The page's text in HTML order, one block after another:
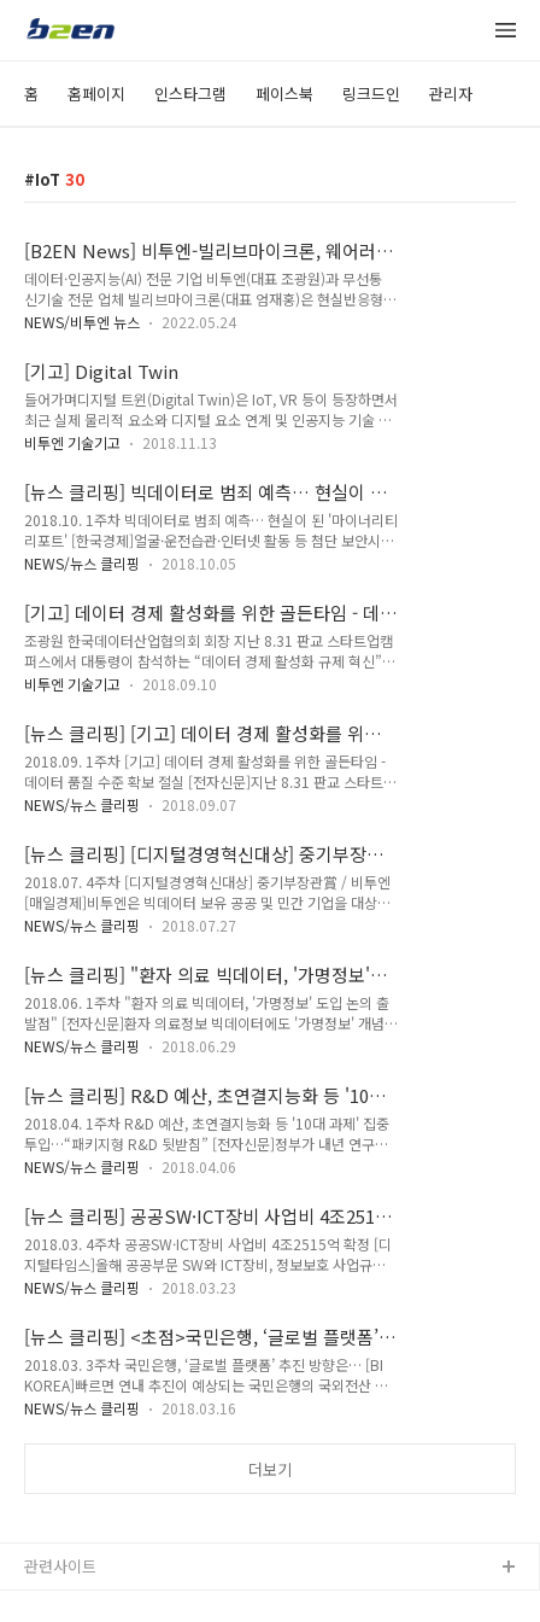
홈 홈페이지 인스타그램 페이스북 링크드인 관리자
IoT 30
[B2EN News] 비투엔-빌리브마이크론, 웨어러블
디바이스 개발 MOU 체결
데이터·인공지능(AI) 전문 기업 비투엔(대표 조광원)과 무선통
신기술 전문 업체 빌리브마이크론(대표 엄재홍)은 현실반응형
메타버스 디지털 케어 ‘웨어러블 디바이스’ 개발을 위한 업무협
와 아동이 불편함 없이 착용할 수 있도록 친환경적인 소재로 개
발할 예정이다. 사용자가 착용하는 것만으로 위치 및 생체정보를
수집하고 분석함으로써 본인의 안전 상태를 파악할 수 있도록 정
보를 제공한다. 이를 위해 비투엔은 메타버스 기반의 웨어러블과
디바이스 개발 및 고도화를 위한 시장 니즈를 발굴하고, 요양병
을 담당한다. 빌리브마이크론은 서비스가 원활하게 지원될 수 있
도록 웨어러블과 디바이스 기술 고도화를 ..
NEWS/비투엔 뉴스 2022.05.24
[기고] Digital Twin
들어가며디지털 트윈(Digital Twin)은 IoT, VR 등이 등장하면서
최근 실제 물리적 요소와 디지털 요소 연계 및 인공지능 기술 발
전에 힘입어 급속도로 성장하고 있습니다. 글로벌 리서치 기관
정했다고 합니다.디지털 트윈의 개념부터 구성 요소, 활용 사례,
시장 전망 등에 대해 알아보도록 하겠습니다. ‘디지털 트윈’이
란? 디지털 트윈이란 실제 제품(Physical product)을 그대로
가상의 모델(Virtual product)로 만들었다고 할 수 있습니다. 항
공기 엔진을 만드는 미국 회사 재너럴 일렉트릭(GE)에서 만든
활용되기 시작했습니다. 한 번도 해 보지 않은..
비투엔 기술기고 2018.11.13
[뉴스 클리핑] 빅데이터로 범죄 예측… 현실이 된
'마이너리티 리포트'
2018.10. 1주차 빅데이터로 범죄 예측… 현실이 된 '마이너리티
리포트' [한국경제]얼굴·운전습관·인터넷 활동 등 첨단 보안시
스템으로 개개인 감시 중국선 이미 구축…국내도 개발 스팸 정보
국인터넷진흥원(KISA)은 스팸 빅데이터를 내년부터 민간에 개
방한다고 30일 밝혔다. KISA 관계자는 "데이터 경제 활성화를
위해 내년에 스팸 관련 데이터를 시범적으로 개방할 예정"이라
고 말했다. 보건의료 공공기관 4개 정보 민간 공개, 빅데이터 시
범사업 속도 내나 [전자신문]정부가 국민건강보험공단, 건강보
공익 목적에 한해 민간에 개방한다. 보건의료빅데이터 플랫폼 기
반이 된다는 점에서 헛바퀴만..
NEWS/뉴스 클리핑 2018.10.05
[기고] 데이터 경제 활성화를 위한 골든타임 - 데
이터 품질 수준 확보 절실
조광원 한국데이터산업협의회 회장 지난 8.31 판교 스타트업캠
퍼스에서 대통령이 참석하는 “데이터 경제 활성화 규제 혁신”
행사가 관계부처 합동으로 개최되었다. 시기적으로는 다소 늦은
데이터의 패권을 다투고 있는 4차 산업혁명시대에서 더 이상 국
가 경제 생존을 위해 미룰 수 없는 데이터 경제 활성화의 절실함
을 갖게 하는 자리였다. 김대중 정부 시절에 추진하였던 “정보
고속도로”(인터넷 보급 확산)는 당시 IMF의 고난 시기에서 부존
자원이 부족한 우리 대한민국을 IT강국으로 이끌었던 중대한 계
하는 “데이터 고속도로”가 데이터 경제 활성화를 위한 핵심 중
요 키워드가 되어 미래 지능화 산업의 ..
비투엔 기술기고 2018.09.10
[뉴스 클리핑] [기고] 데이터 경제 활성화를 위한
골든타임 - 데이터 품질 수준 확보 절실
2018.09. 1주차 [기고] 데이터 경제 활성화를 위한 골든타임 -
데이터 품질 수준 확보 절실 [전자신문]지난 8.31 판교 스타트업
캠퍼스에서 대통령이 참석하는 “데이터 경제 활성화 규제 혁신”
감이 있지만 전세계적으로 세계 경제 주도권을 위해 필사적으로
데이터의 패권을 다투고 있는 4차 산업혁명시대에서 더 이상 국
가 경제 생존을 위해 미룰 수 없는 데이터 경제 활성화의 절실함
을 갖게 하는 자리였다. 과기정통부, 뱅크샐러드 본사서 민·관합
동 TF 발족회의 개최 [디지털타임스]민원기 제2차관, 마이데이
맞춤의 통합자산관리의 대중화를 이끌었다면, 이제는 정부의 마
이데이터 사업을 발판삼..
NEWS/뉴스 클리핑 2018.09.07
[뉴스 클리핑] [디지털경영혁신대상] 중기부장관
賞 / 비투엔
2018.07. 4주차 [디지털경영혁신대상] 중기부장관賞 / 비투엔
[매일경제]비투엔은 빅데이터 보유 공공 및 민간 기업을 대상으
로 분석 컨설팅 서비스를 제공해 가치 있는 데이터 발굴 활동에
거래소 검토" [연합뉴스]유영민 과학기술정보통신부 장관은 23
일 "공공기관이 가진 정보 중에 활용 가치가 높은 것을 빅데이터
로 가공을 해서 여러 분야별로 제공하기 위해 데이터거래소 등을
검토하고 있다"고 말했다. '신용카드에 쇼핑몰 사용내역까
지'...'빅데이터' 사고 파는 세상 온다 [한스경제]내년부터 금융권
당국은 신용정보원과 보험개발원이 보유한 신용·보험 관련 데
이터를 민간 금융사나 핀테크 기..
NEWS/뉴스 클리핑 2018.07.27
[뉴스 클리핑] "환자 의료 빅데이터, '가명정보'
도입 논의 출발점"
2018.06. 1주차 "환자 의료 빅데이터, '가명정보' 도입 논의 출
발점" [전자신문]환자 의료정보 빅데이터에도 '가명정보' 개념을
도입해야 한다는 주장이다. 고학수 서울대 법학전문대학원 교수
개인정보 보호를 위한 '가명정보' 개념 도입이 필요하다”고 주장
했다. "기간·비용 줄이는 AI 신약개발… 의료 빅데이터 개방이
관건" [한국경제]“블록버스터 의약품 개발 성공률이 1% 미만으
로 낮아지면서 인공지능(AI) 신약 개발이 화두가 되고 있다. 다국
적 제약사들은 유전체 회사에 수조원씩 투자하고 있다. 시장 규
향으로 갈지 흐름을 보고 함께 가야 한다.” 1700억 초대형 SSiS
차..
NEWS/뉴스 클리핑 2018.06.29
[뉴스 클리핑] R&D 예산, 초연결지능화 등 '10대
과제' 집중 투입…“패키지형 R&D 뒷받침”
2018.04. 1주차 R&D 예산, 초연결지능화 등 '10대 과제' 집중
투입…“패키지형 R&D 뒷받침” [전자신문]정부가 내년 연구개
발(R&D) 예산을 초연결지능화, 정밀의료 등 '10대 융합과제'에
성해 '패키지형 R&D'를 뒷받침 한다. SW용역사업서 불공정 하
도급 관행 막는다 [디지털타임스]소프트웨어(SW) 용역사업의
불공정 하도급 관행을 막을 수 있는 길이 열린다. 조달청은 4일
한국고용정보원과 '하도급지킴이 이용'에 관한 업무협약을 체결
했다고 밝혔다. 산업은행, 데이터센터 이전 본격화…2020년까
인프라 구축 및 이전 사업을 위한 사업자 선정에 나섰다. 산업은
행은 ..
NEWS/뉴스 클리핑 2018.04.06
[뉴스 클리핑] 공공SW·ICT장비 사업비 4조2515
억 확정
2018.03. 4주차 공공SW·ICT장비 사업비 4조2515억 확정 [디
지털타임스]올해 공공부문 SW와 ICT장비, 정보보호 사업규모
가 4조2515억원으로 확정됐다. 과학기술정보통신부와 행정안
SW·ICT장비·정보보호 수요예보 설명회'를 개최했다. 과기정통
부, 공공분야 지능정보화에 188억 투입 [아이뉴스24]과기정통
부가 공공분야 지능정보화를 위해 188억원을 투입한다. 과학기
술정보통신부(장관 유영민)는 한국정보화진흥원과 함께 16일
서울 포스트타워에서 '2018년도 ICT기반 공공서비스 촉진사업
NEWS/뉴스 클리핑 2018.03.23
[뉴스 클리핑] <초점>국민은행, ‘글로벌 플랫폼’
추진 방향은…
2018.03. 3주차 국민은행, ‘글로벌 플랫폼’ 추진 방향은… [BI
KOREA]빠르면 연내 추진이 예상되는 국민은행의 국외전산 시
스템, 즉 ‘글로벌 플랫폼’은 6개 과제 즉 채널통합, 프로세스 표준
음주 PMO 선정 착수 [BI KOREA]일정대로 한국은행의 ‘차세대
지니어스(Coding Genius)'를..
NEWS/뉴스 클리핑 2018.03.16
더보기
관련사이트